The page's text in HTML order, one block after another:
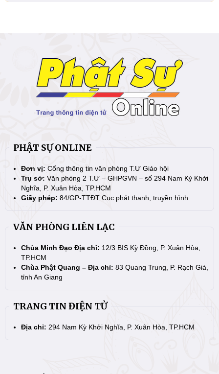
PHẬT SỰ ONLINE
Đơn vị: Cổng thông tin văn phòng T.Ư Giáo hội
Trụ sở: Văn phòng 2 T.Ư – GHPGVN – số 294 Nam Kỳ Khởi
Nghĩa, P. Xuân Hòa, TP.HCM
Giấy phép: 84/GP-TTĐT Cục phát thanh, truyền hình
VĂN PHÒNG LIÊN LẠC
Chùa Minh Đạo Địa chỉ: 12/3 BIS Kỳ Đồng, P. Xuân Hòa,
TP.HCM
Chùa Phật Quang – Địa chỉ: 83 Quang Trung, P. Rạch Giá,
tỉnh An Giang
TRANG TIN ĐIỆN TỬ
Địa chỉ: 294 Nam Kỳ Khởi Nghĩa, P. Xuân Hòa, TP.HCM